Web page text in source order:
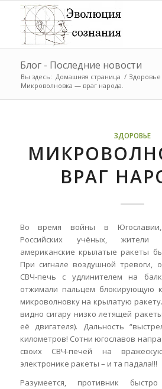
Блог - Последние новости
Вы здесь: Домашняя страница / Здоровье
Микроволновка — враг народа.
ЗДОРОВЬЕ
ВРАГ
Во время войны в
Российских учёных, жители
американские крылатые ракеты
При сигнале воздушной тревоги,
СВЧ-печь с удлинителем на
отжимали пальцем блокирующую
микроволновку на крылатую
видно сигару низко летящей
её двигателя). Дальность
километров! Сотни югославов
своих СВЧ-печей на
электронике ракеты – и та падала!!!
Разумеется, противник